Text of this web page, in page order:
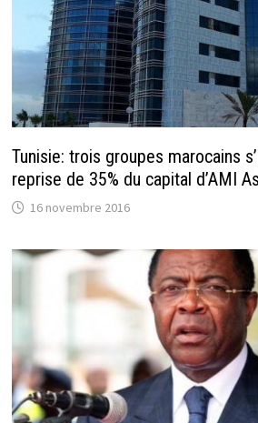
Tunisie: trois groupes marocains
reprise de 35% du capital d’AMI
16 novembre 2016